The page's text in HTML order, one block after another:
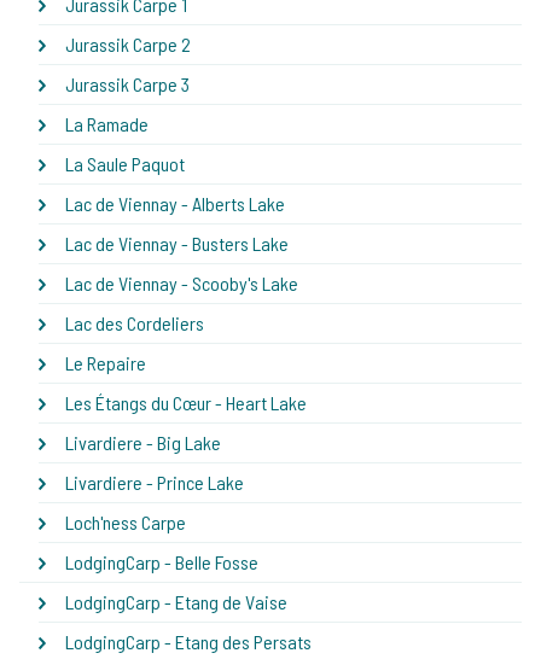
Jurassik Carpe 2
Jurassik Carpe 3
La Ramade
La Saule Paquot
Lac de Viennay - Alberts Lake
Lac de Viennay - Busters Lake
Lac de Viennay - Scooby's Lake
Lac des Cordeliers
Le Repaire
Les Étangs du Cœur - Heart Lake
Livardiere - Big Lake
Livardiere - Prince Lake
Loch'ness Carpe
LodgingCarp - Belle Fosse
LodgingCarp - Etang de Vaise
LodgingCarp - Etang des Persats